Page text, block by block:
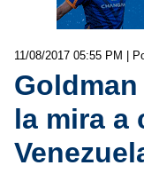
11/08/2017 05:55 PM |
la mira a